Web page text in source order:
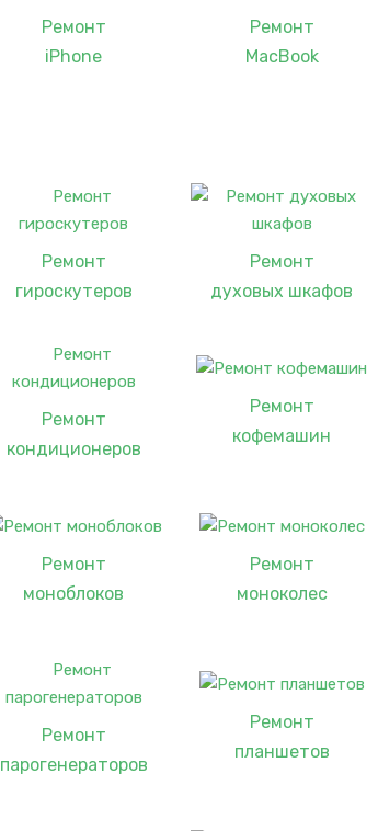
Ремонт
iPhone
Ремонт
MacBook
Ремонт
гироскутеров
Ремонт
духовых шкафов
Ремонт
кондиционеров
Ремонт
кофемашин
Ремонт
моноблоков
Ремонт
моноколес
Ремонт
парогенераторов
Ремонт
планшетов